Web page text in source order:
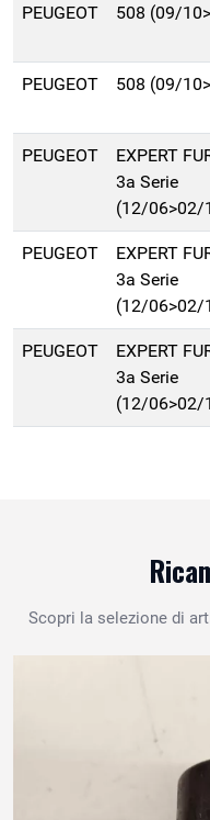
PEUGEOT 508 (09/
PEUGEOT 508 (09/
PEUGEOT
EXPERT
3a Serie
(12/06>02/
PEUGEOT
EXPERT
3a Serie
(12/06>02/
PEUGEOT
EXPERT
3a Serie
(12/06>02/
Scopri la selezione di